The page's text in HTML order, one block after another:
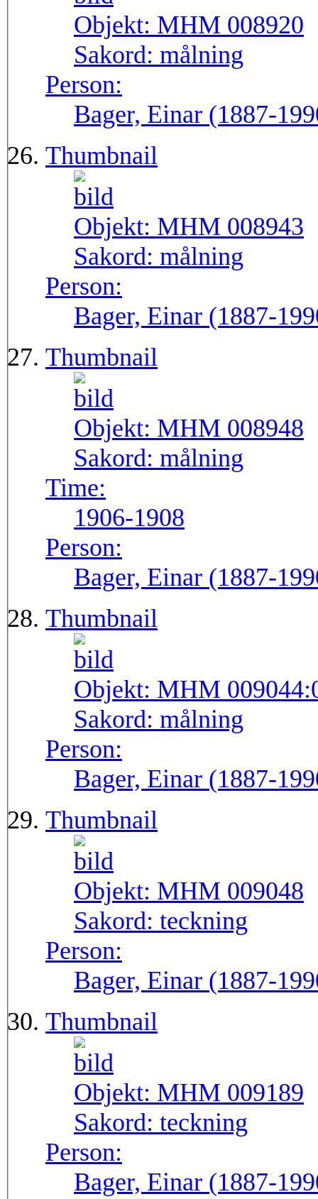
Objekt: MHM 008920
Sakord: målning
Person:
Bager, Einar (1887-
Thumbnail
Objekt: MHM 008943
Sakord: målning
Person:
Bager, Einar (1887-
Thumbnail
Objekt: MHM 008948
Sakord: målning
Time:
1906-1908
Person:
Bager, Einar (1887-
Thumbnail
Objekt: MHM
Sakord: målning
Person:
Bager, Einar (1887-
Thumbnail
Objekt: MHM 009048
Sakord: teckning
Person:
Bager, Einar (1887-
Thumbnail
Objekt: MHM 009189
Sakord: teckning
Person:
Bager, Einar (1887-